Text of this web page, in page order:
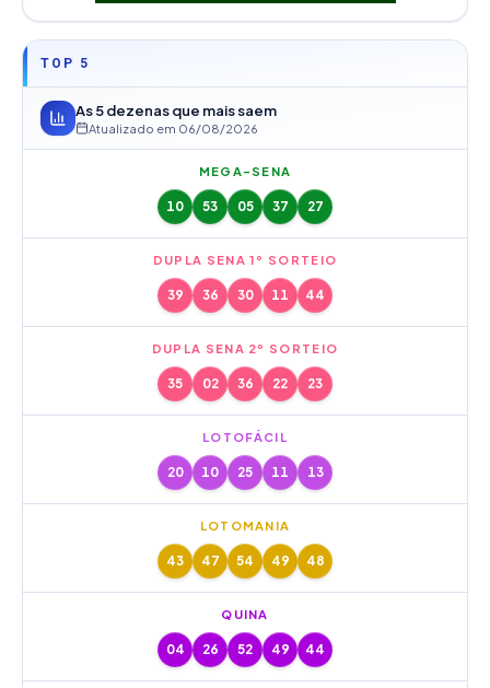
TOP 5
As 5 dezenas que mais saem
Atualizado em 06/08/2026
MEGA-SENA
10 53 05 37 27
DUPLA SENA 1º SORTEIO
39 36 30 11 44
DUPLA SENA 2º SORTEIO
35 02 36 22 23
LOTOFÁCIL
20 10 25 11 13
LOTOMANIA
43 47 54 49 48
QUINA
04 26 52 49 44